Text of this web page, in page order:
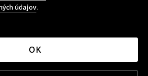
údajov.
OK